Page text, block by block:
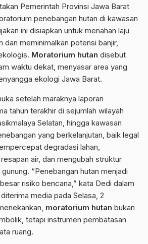
Pemerintah Provinsi Jawa Barat
penebangan hutan di kawasan
ini disiapkan untuk menahan laju
dan meminimalkan potensi banjir,
Moratorium hutan disebut
waktu dekat, menyasar area yang
ekologi Jawa Barat.
setelah maraknya laporan
tahun terakhir di sejumlah wilayah
Selatan, hingga kawasan
yang berkelanjutan, baik legal
degradasi lahan,
air, dan mengubah struktur
“Penebangan hutan menjadi
risiko bencana,” kata Dedi dalam
media pada Selasa, 2
moratorium hutan bukan
tetapi instrumen pembatasan
ruang.